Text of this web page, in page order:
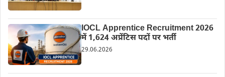
IOCL Apprentice Recruitment 2026
में 1,624 अप्रेंटिस पदों पर भर्ती
29.06.2026